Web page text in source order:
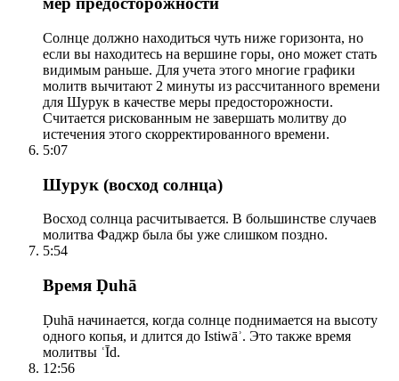
Солнце должно находиться чуть ниже горизонта, но
если вы находитесь на вершине горы, оно может стать
видимым раньше. Для учета этого многие графики
молитв вычитают 2 минуты из рассчитанного времени
для Шурук в качестве меры предосторожности.
Считается рискованным не завершать молитву до
истечения этого скорректированного времени.
5:07
Шурук (восход солнца)
Восход солнца расчитывается. В большинстве случаев
молитва Фаджр была бы уже слишком поздно.
5:54
Время Ḍuhā
Ḍuhā начинается, когда солнце поднимается на высоту
одного копья, и длится до Istiwāʾ. Это также время
молитвы ʿĪd.
12:56